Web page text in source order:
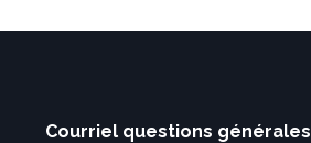
Courriel questions générales